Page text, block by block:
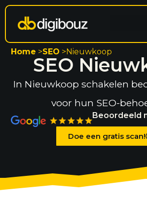
Home >SEO >Nieuwkoop
SEO
In Nieuwkoop schakelen
voor hun SEO-
Beoordeeld
Doe een gratis scan!